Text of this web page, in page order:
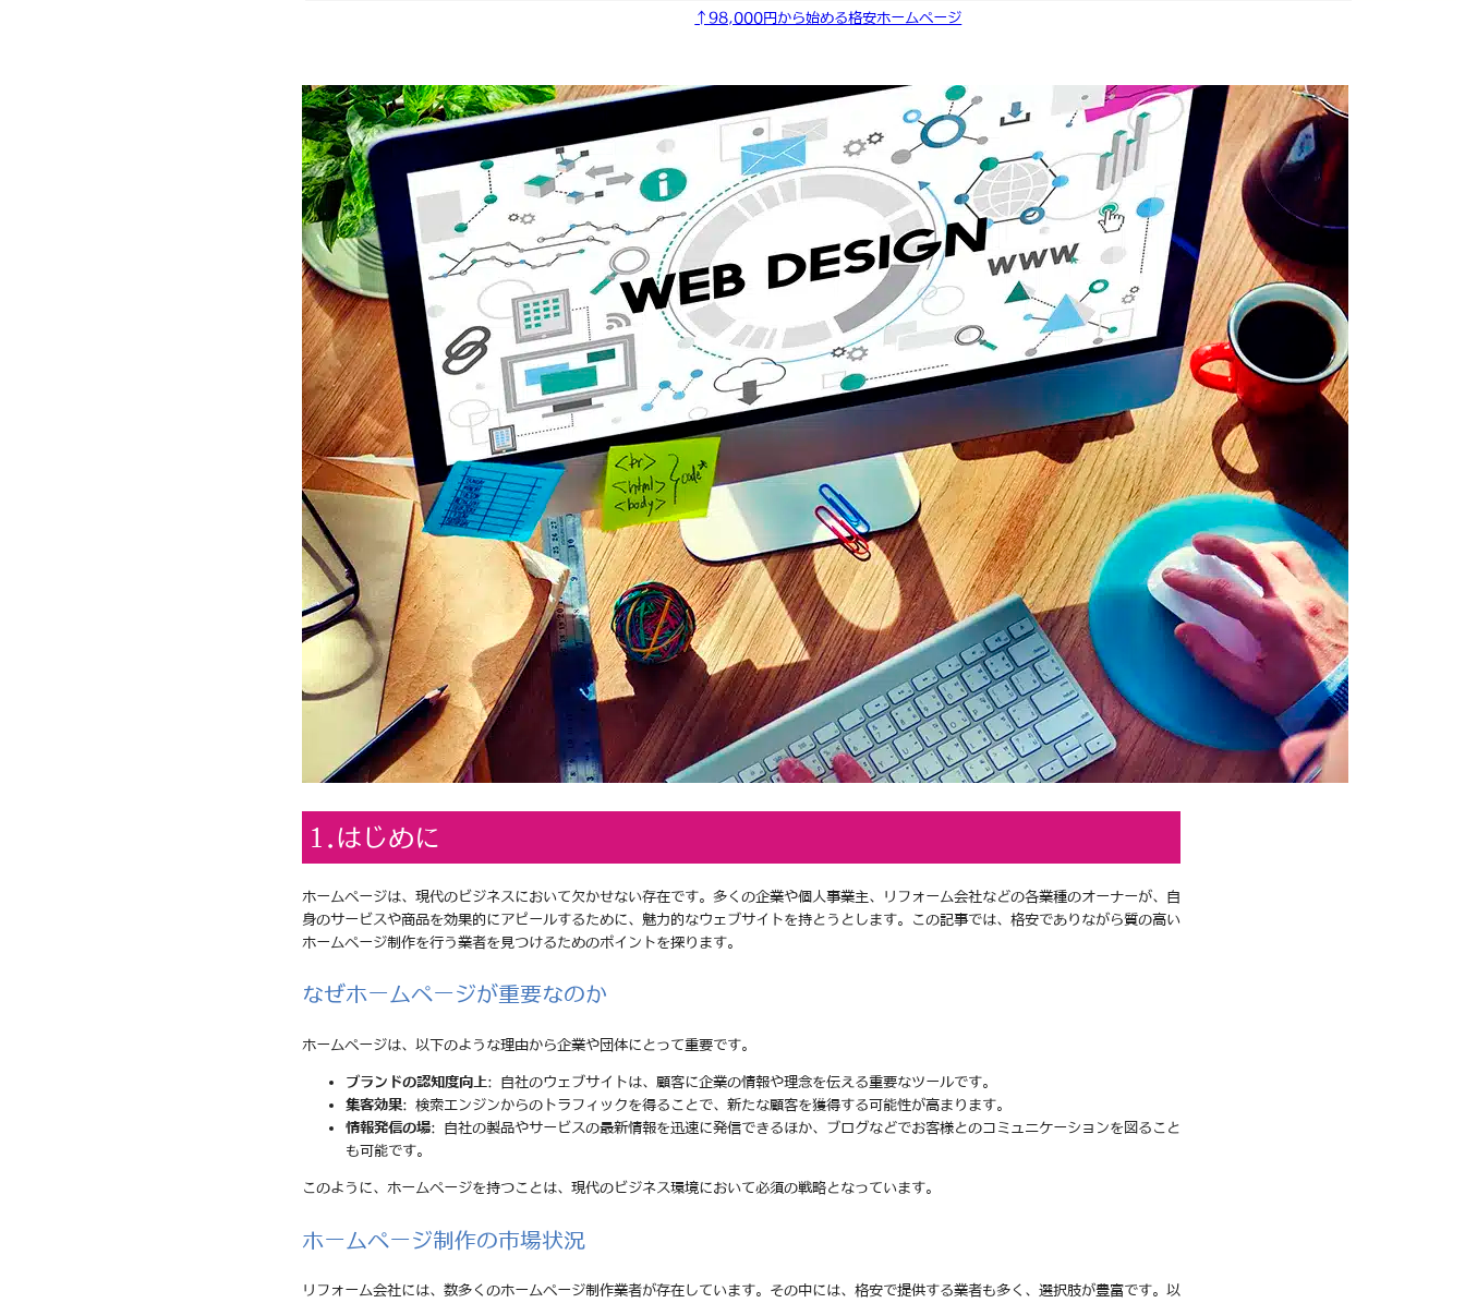
↑98,000円から始める格安ホームページ
1.はじめに
ホームページは、現代のビジネスにおいて欠かせない存在です。多くの企業や個人事業主、リフォーム会社などの各業種のオーナーが、自
身のサービスや商品を効果的にアピールするために、魅力的なウェブサイトを持とうとします。この記事では、格安でありながら質の高い
ホームページ制作を行う業者を見つけるためのポイントを探ります。
なぜホームページが重要なのか
ホームページは、以下のような理由から企業や団体にとって重要です。
ブランドの認知度向上: 自社のウェブサイトは、顧客に企業の情報や理念を伝える重要なツールです。
集客効果: 検索エンジンからのトラフィックを得ることで、新たな顧客を獲得する可能性が高まります。
情報発信の場: 自社の製品やサービスの最新情報を迅速に発信できるほか、ブログなどでお客様とのコミュニケーションを図ること
も可能です。
このように、ホームページを持つことは、現代のビジネス環境において必須の戦略となっています。
ホームページ制作の市場状況
リフォーム会社には、数多くのホームページ制作業者が存在しています。その中には、格安で提供する業者も多く、選択肢が豊富です。以